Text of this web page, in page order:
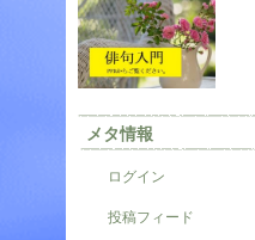
メタ情報
ログイン
投稿フィード